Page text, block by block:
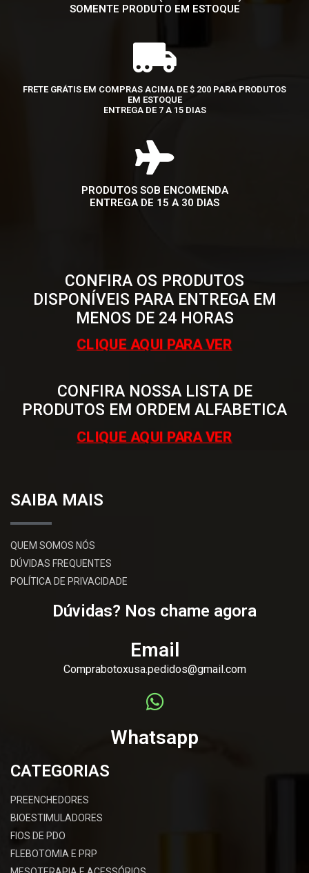
SOMENTE PRODUTO EM ESTOQUE
FRETE GRÁTIS EM COMPRAS ACIMA DE $ 200 PARA PRODUTOS
EM ESTOQUE
ENTREGA DE 7 A 15 DIAS
PRODUTOS SOB ENCOMENDA
ENTREGA DE 15 A 30 DIAS
CONFIRA OS PRODUTOS
DISPONÍVEIS PARA ENTREGA EM
MENOS DE 24 HORAS
CLIQUE AQUI PARA VER
CONFIRA NOSSA LISTA DE
PRODUTOS EM ORDEM ALFABETICA
CLIQUE AQUI PARA VER
SAIBA MAIS
QUEM SOMOS NÓS
DÚVIDAS FREQUENTES
POLÍTICA DE PRIVACIDADE
Dúvidas? Nos chame agora
Email
Comprabotoxusa.pedidos@gmail.com
Whatsapp
CATEGORIAS
PREENCHEDORES
BIOESTIMULADORES
FIOS DE PDO
FLEBOTOMIA E PRP